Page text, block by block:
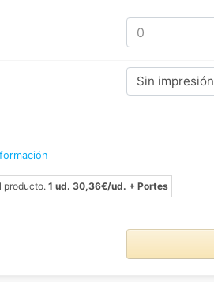
Sin impresión
producto.1 ud. 30,36€/ud. + Portes